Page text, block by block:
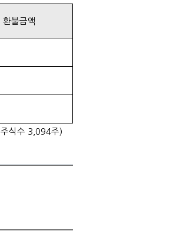
환불금액
식수 3,094주)